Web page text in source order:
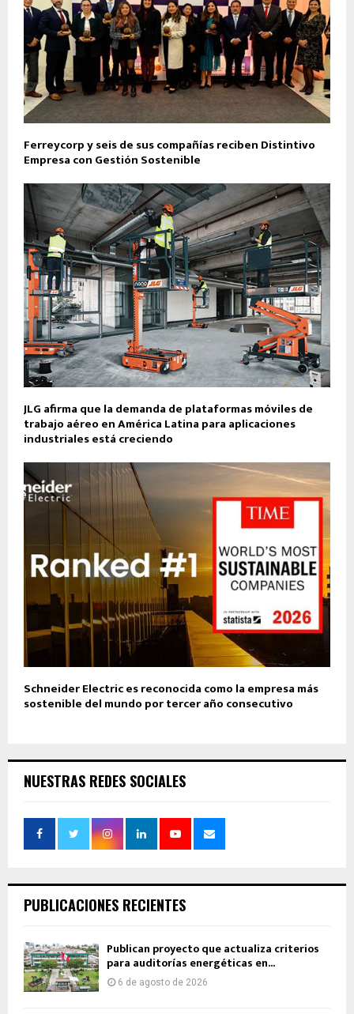
Ferreycorp y seis de sus compañías reciben Distintivo
Empresa con Gestión Sostenible
JLG afirma que la demanda de plataformas móviles de
trabajo aéreo en América Latina para aplicaciones
industriales está creciendo
Schneider Electric es reconocida como la empresa más
sostenible del mundo por tercer año consecutivo
NUESTRAS REDES SOCIALES
PUBLICACIONES RECIENTES
Publican proyecto que actualiza criterios
para auditorías energéticas en...
6 de agosto de 2026